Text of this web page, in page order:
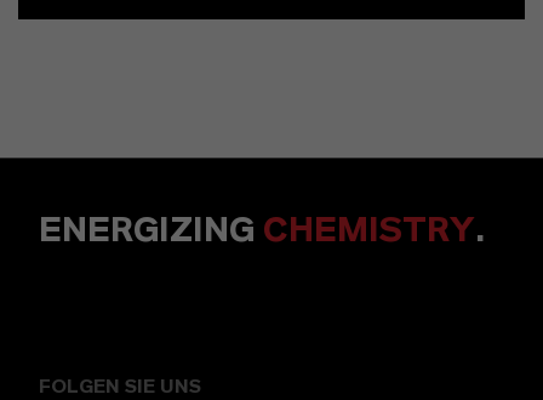
ENERGIZING CHEMISTRY.
FOLGEN SIE UNS